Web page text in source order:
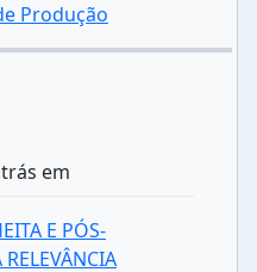
Produção
em
E PÓS-